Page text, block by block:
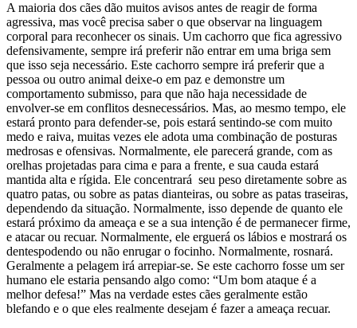
A maioria dos cães dão muitos avisos antes de reagir de forma
agressiva, mas você precisa saber o que observar na linguagem
corporal para reconhecer os sinais. Um cachorro que fica agressivo
defensivamente, sempre irá preferir não entrar em uma briga sem
que isso seja necessário. Este cachorro sempre irá preferir que a
pessoa ou outro animal deixe-o em paz e demonstre um
comportamento submisso, para que não haja necessidade de
envolver-se em conflitos desnecessários. Mas, ao mesmo tempo, ele
estará pronto para defender-se, pois estará sentindo-se com muito
medo e raiva, muitas vezes ele adota uma combinação de posturas
medrosas e ofensivas. Normalmente, ele parecerá grande, com as
orelhas projetadas para cima e para a frente, e sua cauda estará
mantida alta e rígida. Ele concentrará seu peso diretamente sobre as
quatro patas, ou sobre as patas dianteiras, ou sobre as patas traseiras,
dependendo da situação. Normalmente, isso depende de quanto ele
estará próximo da ameaça e se a sua intenção é de permanecer firme,
e atacar ou recuar. Normalmente, ele erguerá os lábios e mostrará os
dentespodendo ou não enrugar o focinho. Normalmente, rosnará.
Geralmente a pelagem irá arrepiar-se. Se este cachorro fosse um ser
humano ele estaria pensando algo como: “Um bom ataque é a
melhor defesa!” Mas na verdade estes cães geralmente estão
blefando e o que eles realmente desejam é fazer a ameaça recuar.